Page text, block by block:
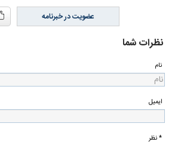
عضویت در خبرنامه
نظرات شما
نام
ایمیل
* نظر